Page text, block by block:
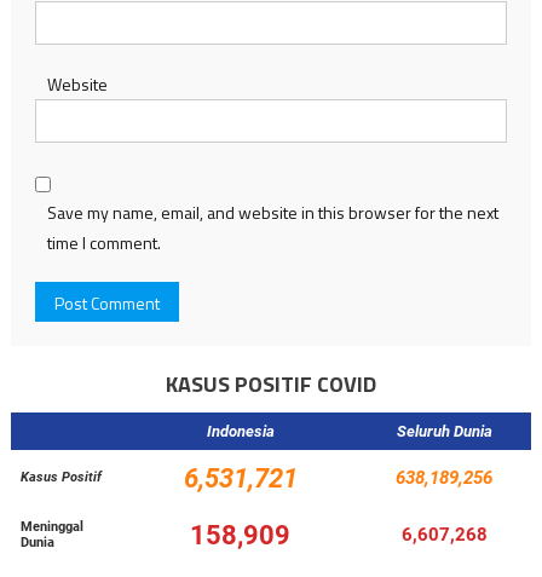
Website
Save my name, email, and website in this browser for the next
time I comment.
KASUS POSITIF COVID